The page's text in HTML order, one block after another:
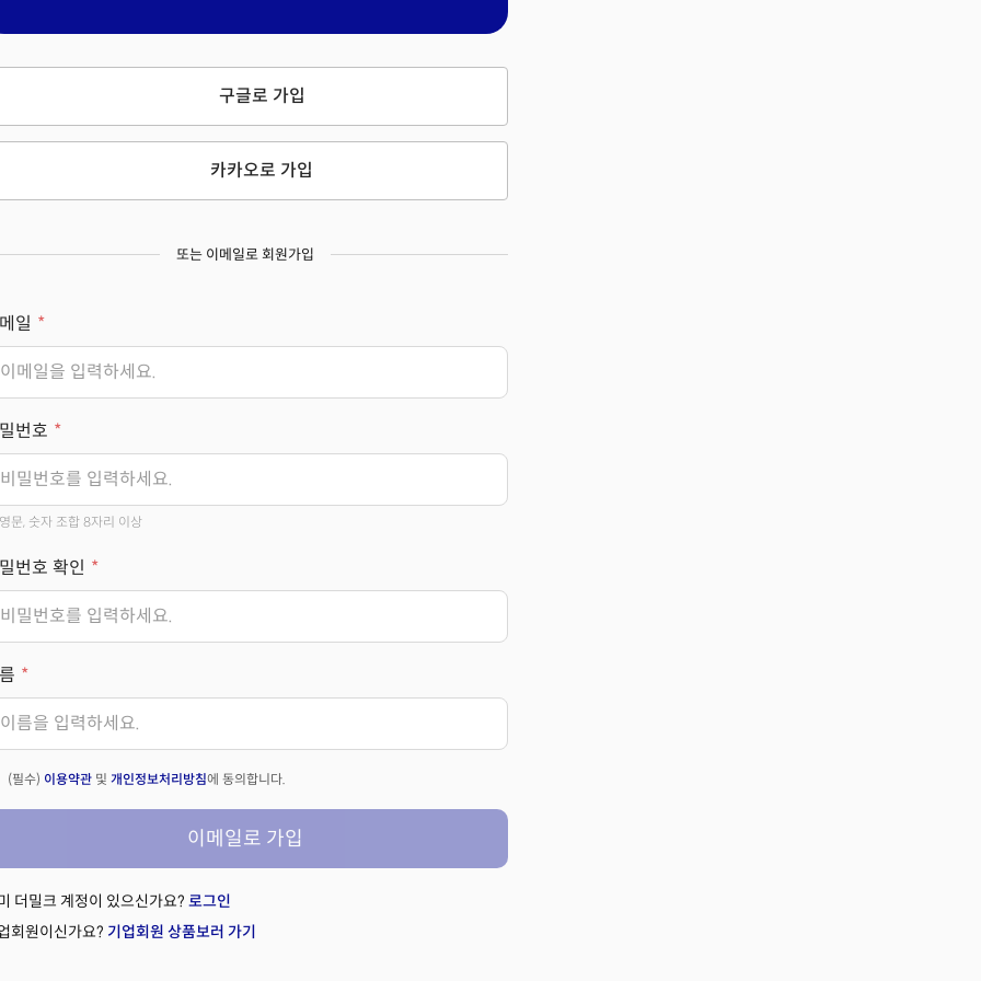
구글로 가입
카카오로 가입
또는 이메일로 회원가입
일
번호
영문, 숫자 조합 8자리 이상
번호 확인
(필수) 이용약관 및 개인정보처리방침에 동의합니다.
이메일로 가입
더밀크 계정이 있으신가요? 로그인
회원이신가요? 기업회원 상품보러 가기